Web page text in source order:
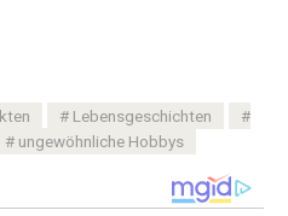
Lebensgeschichten
ungewöhnliche Hobbys